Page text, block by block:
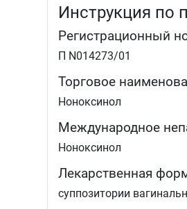
Инструкция по
Регистрационный
П N014273/01
Торговое
Ноноксинол
Международное
Ноноксинол
Лекарственная
суппозитории